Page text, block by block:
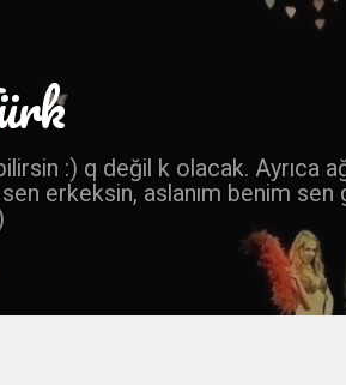
:) q değil k olacak. Ayrıca
erkeksin, aslanım benim